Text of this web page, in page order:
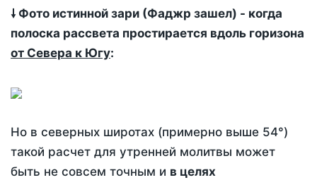
🠗 Фото истинной зари (Фаджр зашел) - когда
полоска рассвета простирается вдоль горизона
от Севера к Югу:
Но в северных широтах (примерно выше 54°)
такой расчет для утренней молитвы может
быть не совсем точным и в целях